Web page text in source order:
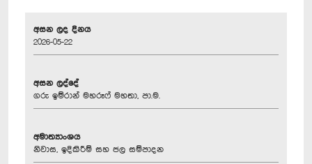
අසන ලද දිනය
2026-05-22
අසන ලද්දේ
ගරු ඉම්රාන් මහරූෆ් මහතා, පා.ම.
අමාත්‍යාංශය
නිවාස, ඉදිකිරීම් සහ ජල සම්පාදන